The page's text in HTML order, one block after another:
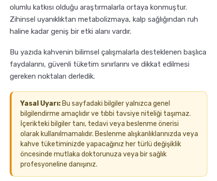
Öğütülmüş Kahve
Soğuk Kahve
Sporcu Kahveleri
olumlu katkısı olduğu araştırmalarla ortaya konmuştur.
Zihinsel uyanıklıktan metabolizmaya, kalp sağlığından ruh
haline kadar geniş bir etki alanı vardır.
Bu yazıda kahvenin bilimsel çalışmalarla desteklenen başlıca
faydalarını, güvenli tüketim sınırlarını ve dikkat edilmesi
gereken noktaları derledik.
Yasal Uyarı: Bu sayfadaki bilgiler yalnızca genel
bilgilendirme amaçlıdır ve tıbbi tavsiye niteliği taşımaz.
İçerikteki bilgiler tanı, tedavi veya beslenme önerisi
olarak kullanılmamalıdır. Beslenme alışkanlıklarınızda veya
kahve tüketiminizde yapacağınız her türlü değişiklik
öncesinde mutlaka doktorunuza veya bir sağlık
profesyoneline danışınız.